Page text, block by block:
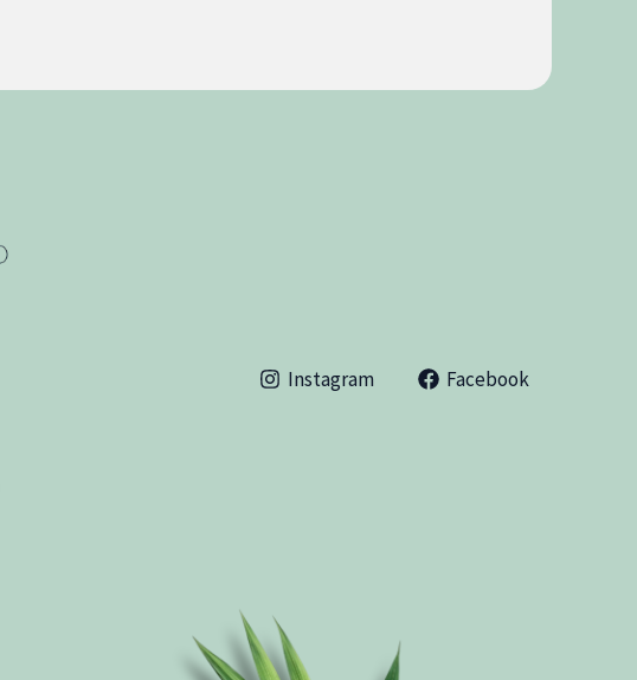
Instagram Facebook